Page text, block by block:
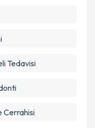
Tedavisi
Cerrahisi